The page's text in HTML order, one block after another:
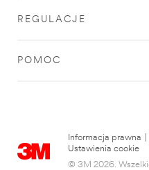
REGULACJE
POMOC
Informacja prawna
Ustawienia cookie
© 3M 2026.